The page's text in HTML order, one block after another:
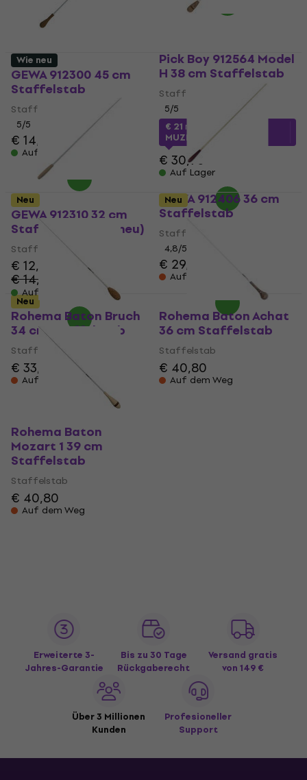
GEWA 912300 45 cm
Staffelstab
Staffelstab
5/5
€ 14,50 € 16,10
Auf Lager
Pick Boy 912564 Model
H 38 cm Staffelstab
Staffelstab
5/5
€ 21 mit dem Code
MUZMUZ-30
€ 30,90
Auf Lager
Wie neu
GEWA 912310 32 cm
Staffelstab (Wie neu)
Staffelstab
€ 12,40
€ 14,75
- 16 %
Auf Lager
GEWA 912406 36 cm
Staffelstab
Staffelstab
4,8/5
€ 29,60
Auf dem Weg
Neu
Rohema Baton Bruch
34 cm Staffelstab
Staffelstab
€ 33,60
Auf dem Weg
Neu
Rohema Baton Achat
36 cm Staffelstab
Staffelstab
€ 40,80
Auf dem Weg
Neu
Rohema Baton
Mozart 1 39 cm
Staffelstab
Staffelstab
€ 40,80
Auf dem Weg
Erweiterte 3-
Jahres-Garantie
Bis zu 30 Tage
Rückgaberecht
Versand gratis
von 149 €
Über 3 Millionen
Kunden
Profesioneller
Support